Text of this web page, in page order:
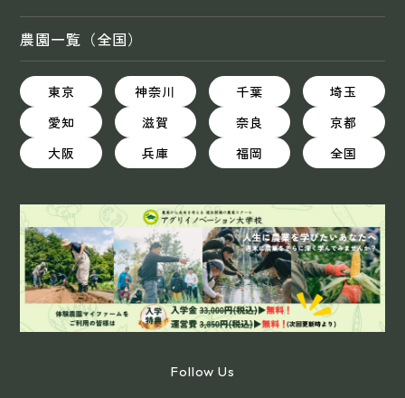
農園一覧（全国）
東京 神奈川 千葉
埼玉
愛知
滋賀 奈良
京都
大阪
兵庫 福岡 全国
Follow Us